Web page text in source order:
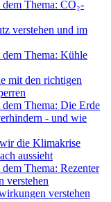
verstehen und im
mit den richtigen
die Klimakrise
aussieht
verstehen